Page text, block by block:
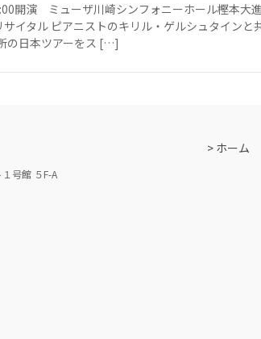
開演 ミューザ川崎シンフォニーホール樫本大
イタル ピアニストのキリル・ゲルシュタインと
の日本ツアーをス […]
号館 ５F-A
ホーム